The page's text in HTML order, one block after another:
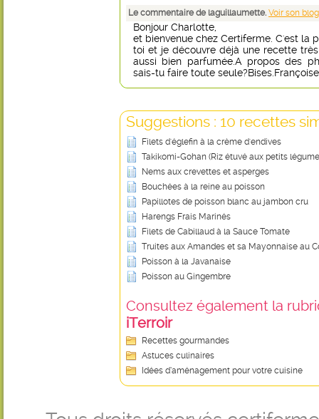
Le commentaire de laguillaumette. Voir son blog
Bonjour Charlotte,
et bienvenue chez Certiferme. C'est la
toi et je découvre déjà une recette
aussi bien parfumée.A propos des
sais-tu faire toute
Suggestions : 10 recettes
Filets d'églefin à la crème d'endives
Takikomi-Gohan (Riz étuvé aux petits
Nems aux crevettes et asperges
Bouchées à la reine au poisson
Papillotes de poisson blanc au jambon cru
Harengs Frais Marinés
Filets de Cabillaud à la Sauce Tomate
Truites aux Amandes et sa Mayonnaise au
Poisson à la Javanaise
Poisson au Gingembre
Consultez également la
iTerroir
Recettes gourmandes
Astuces culinaires
Idées d’aménagement pour votre cuisine